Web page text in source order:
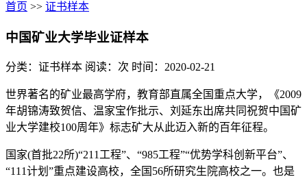
首页 >> 证书样本
中国矿业大学毕业证样本
分类：证书样本 阅读： 次 时间：2020-02-21
世界著名的矿业最高学府，教育部直属全国重点大学，《2009
年胡锦涛致贺信、温家宝作批示、刘延东出席共同祝贺中国矿
业大学建校100周年》标志矿大从此迈入新的百年征程。
国家(首批22所)“211工程”、“985工程”“优势学科创新平台”、
“111计划”重点建设高校，全国56所研究生院高校之一。也是